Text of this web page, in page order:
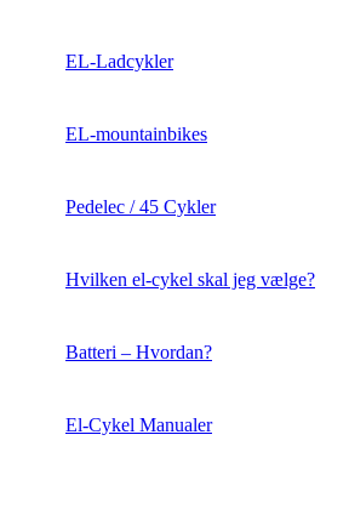
EL-Ladcykler
EL-mountainbikes
Pedelec / 45 Cykler
Hvilken el-cykel skal jeg vælge?
Batteri – Hvordan?
El-Cykel Manualer